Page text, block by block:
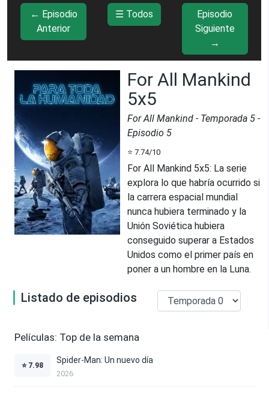
← Episodio
Anterior
☰ Todos
Episodio
Siguiente
→
For All Mankind
5x5
For All Mankind - Temporada 5 -
Episodio 5
⭐ 7.74/10
For All Mankind 5x5: La serie
explora lo que habría ocurrido si
la carrera espacial mundial
nunca hubiera terminado y la
Unión Soviética hubiera
conseguido superar a Estados
Unidos como el primer país en
poner a un hombre en la Luna.
Listado de episodios
Películas: Top de la semana
⭐ 7.98
Spider-Man: Un nuevo día
2026